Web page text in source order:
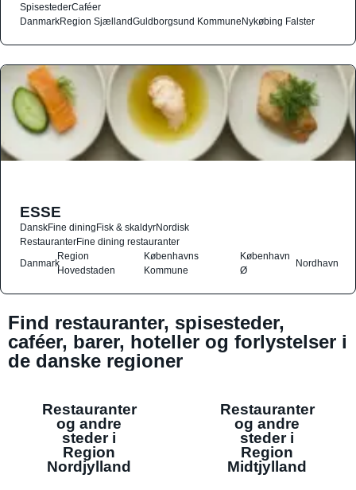
SpisestederCaféer
DanmarkRegion SjællandGuldborgsund KommuneNykøbing Falster
ESSE
DanskFine diningFisk & skaldyrNordisk
RestauranterFine dining restauranter
Danmark
Region
Hovedstaden
Københavns
Kommune
København
Ø
Nordhavn
Find restauranter, spisesteder,
caféer, barer, hoteller og forlystelser i
de danske regioner
Restauranter
og andre
steder i
Region
Nordjylland
Restauranter
og andre
steder i
Region
Midtjylland